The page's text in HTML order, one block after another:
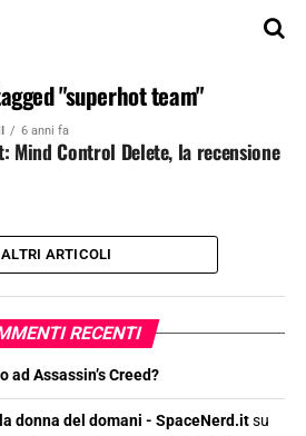
"superhot team"
6 anni fa
Mind Control Delete, la recensione
ALTRI ARTICOLI
RECENTI
ad Assassin’s Creed?
donna del domani - SpaceNerd.itsu